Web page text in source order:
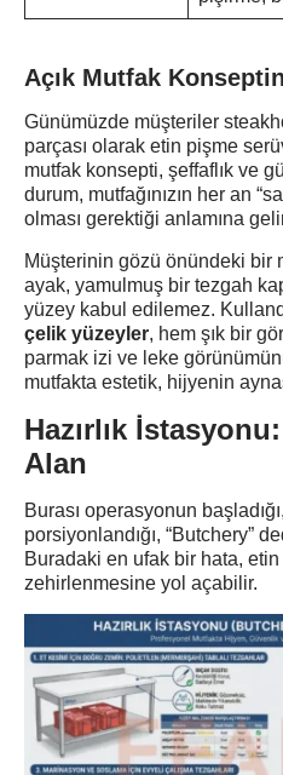
Açık Mutfak
Günümüzde müşteriler
parçası olarak etin pişme
mutfak konsepti, şeffaflık ve
durum, mutfağınızın her an
olması gerektiği anlamına
Müşterinin gözü önündeki bir
ayak, yamulmuş bir tezgah
yüzey kabul edilemez.
çelik yüzeyler, hem şık bir
parmak izi ve leke
mutfakta estetik, hijyenin
Hazırlık
Alan
Burası operasyonun
porsiyonlandığı, “Butchery”
Buradaki en ufak bir hata, etin
zehirlenmesine yol açabilir.